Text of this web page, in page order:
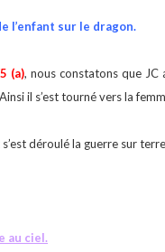
l’enfant sur le dragon.
(a), nous constatons que
il s’est tourné vers la
déroulé la guerre sur
au ciel.